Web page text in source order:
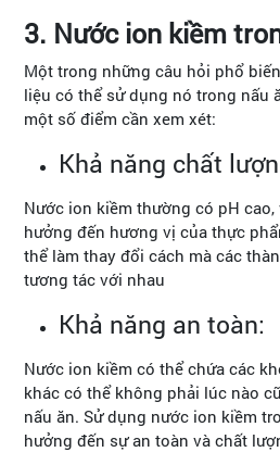
3. Nước ion kiềm
Một trong những câu hỏi phổ
liệu có thể sử dụng nó trong nấu
một số điểm cần xem xét:
Khả năng chất
Nước ion kiềm thường có pH
hưởng đến hương vị của thực
thể làm thay đổi cách mà các
tương tác với nhau
Khả năng an toàn:
Nước ion kiềm có thể chứa các
khác có thể không phải lúc nào
nấu ăn. Sử dụng nước ion kiềm
hưởng đến sự an toàn và chất